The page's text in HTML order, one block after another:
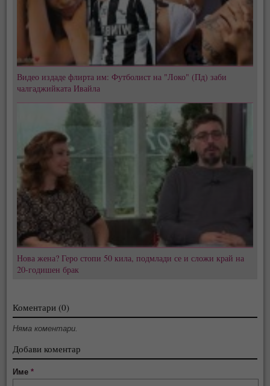
Видео издаде флирта им: Футболист на "Локо" (Пд) заби
чалгаджийката Ивайла
Нова жена? Геро стопи 50 кила, подмлади се и сложи край на
20-годишен брак
Коментари (0)
Няма коментари.
Добави коментар
Име*